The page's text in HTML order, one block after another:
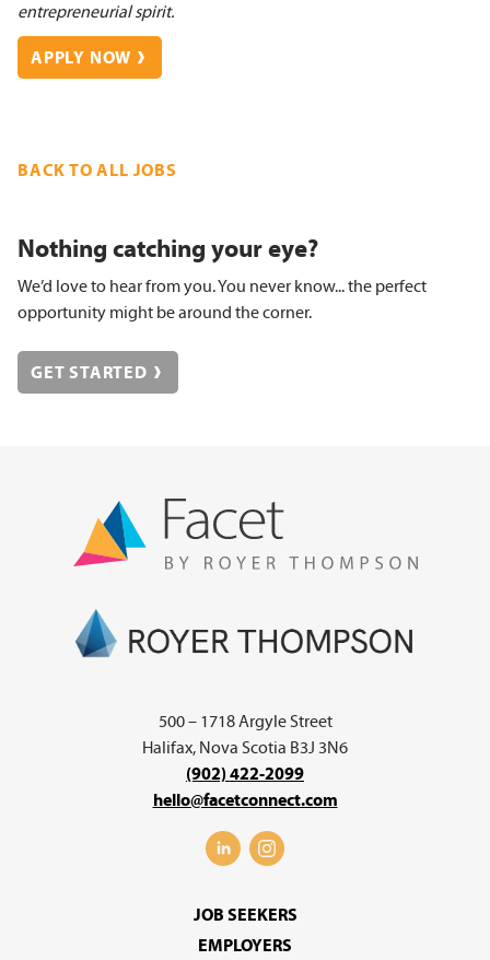
entrepreneurial spirit.
APPLY NOW
BACK TO ALL JOBS
Nothing catching your eye?
We’d love to hear from you. You never know... the perfect
opportunity might be around the corner.
GET STARTED
500 – 1718 Argyle Street
Halifax, Nova Scotia B3J 3N6
(902) 422-2099
hello@facetconnect.com
JOB SEEKERS
EMPLOYERS